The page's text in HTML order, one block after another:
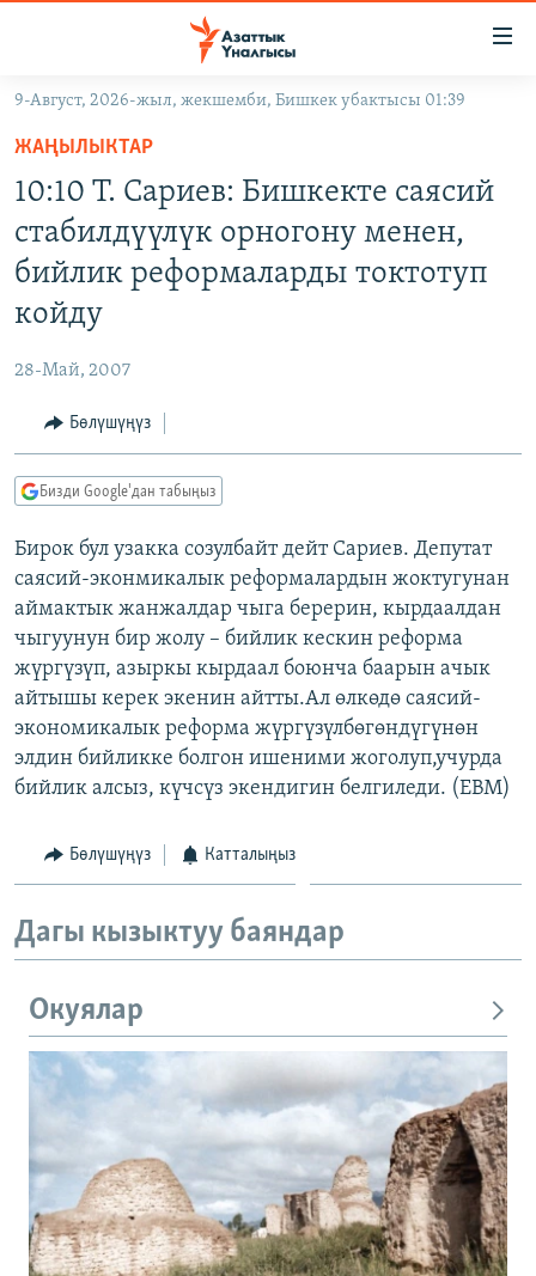
Навигацияга
өтүңүз
салыңызКЫРГЫЗСТАН
САЯСАТ
ЭКОНОМИКА
ДҮЙНӨ
ДҮЙНӨ
БОРБОР АЗИЯ
УКРАИНА
АТАЙЫН ИЛИКТӨӨ
ЭКСПЕРТТЕР ТАЛДАЙТ
БИЗ ЖАНА ДҮЙНӨ
ЭЖЕ-СИҢДИЛЕР
АЗАТТЫК+
ЫҢГАЙСЫЗ СУРООЛОР
ПОДКАСТ
ӨЗГӨЧӨ ПИКИР
Русский
ОНЛАЙН ШЕРИНЕ
ЭЕ/АРнун бардык сайттары
9-Август, 2026-жыл, жекшемби, Бишкек убактысы 01:39
ЖАҢЫЛЫКТАР
10:10 Т. Сариев: Бишкекте саясий
стабилдүүлүк орногону менен,
бийлик реформаларды токтотуп
койду
28-Май, 2007
Бөлүшүңүз
Бизди Google'дан табыңыз
Бирок бул узакка созулбайт дейт Сариев. Депутат
саясий-эконмикалык реформалардын жоктугунан
аймактык жанжалдар чыга берерин, кырдаалдан
чыгуунун бир жолу – бийлик кескин реформа
жүргүзүп, азыркы кырдаал боюнча баарын ачык
айтышы керек экенин айтты.Ал өлкөдө саясий-
экономикалык реформа жүргүзүлбөгөндүгүнөн
элдин бийликке болгон ишеними жоголуп,учурда
бийлик алсыз, күчсүз экендигин белгиледи. (EBM)
Бөлүшүңүз Катталыңыз
Дагы кызыктуу баяндар
Окуялар